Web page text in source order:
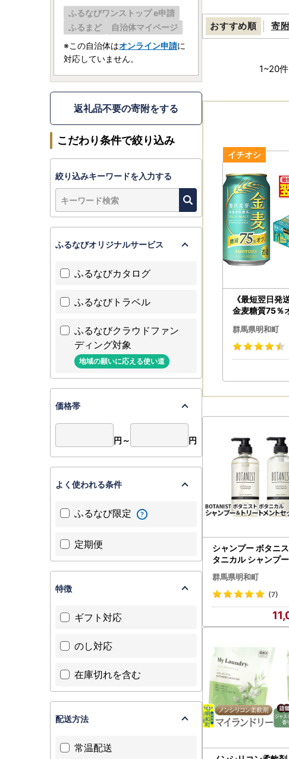
おすすめ順 寄
1~20
《最短翌日発
金麦糖質75
群馬県明和町
シャンプー ボタニ
タニカル シャンプ
リートメント セット
イスト】
群馬県明和町
(7)
ふるなびワンストップ e申請
ふるまど
自治体マイページ
※この自治体はオンライン申請に
対応していません。
返礼品不要の寄附をする
こだわり条件で絞り込み
絞り込みキーワードを入力する
ふるなびオリジナルサービス
ふるなびカタログ
ふるなびトラベル
ふるなびクラウドファン
ディング対象
地域の願いに応える使い道
価格帯
円～ 円
よく使われる条件
ふるなび限定
定期便
特徴
ギフト対応
のし対応
在庫切れを含む
配送方法
常温配送